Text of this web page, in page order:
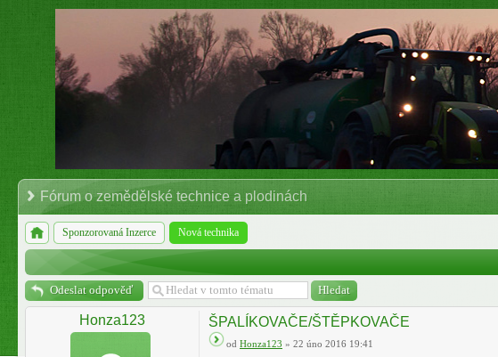
Fórum o zemědělské technice a plodinách
Sponzorovaná Inzerce Nová technika
Odeslat odpověď
Honza123 ŠPALÍKOVAČE/ŠTĚPKOVAČE
od Honza123 » 22 úno 2016 19:41